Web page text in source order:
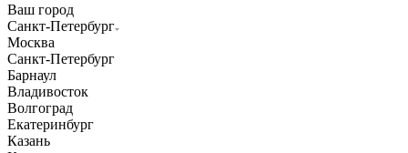
Ваш город
Санкт-Петербург
Москва
Санкт-Петербург
Барнаул
Владивосток
Волгоград
Екатеринбург
Казань